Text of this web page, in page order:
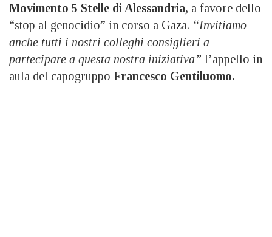
Movimento 5 Stelle di Alessandria, a favore dello
“stop al genocidio” in corso a Gaza. “Invitiamo
anche tutti i nostri colleghi consiglieri a
partecipare a questa nostra iniziativa” l’appello in
aula del capogruppo Francesco Gentiluomo.